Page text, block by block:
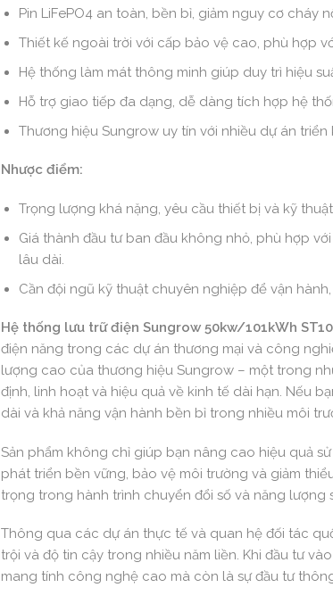
Pin LiFePO4 an toàn, bền bỉ, giảm nguy cơ cháy
Thiết kế ngoài trời với cấp bảo vệ cao, phù hợp
Hệ thống làm mát thông minh giúp duy trì hiệu
Hỗ trợ giao tiếp đa dạng, dễ dàng tích hợp hệ
Thương hiệu Sungrow uy tín với nhiều dự án
Nhược điểm:
Trọng lượng khá nặng, yêu cầu thiết bị và kỹ
Giá thành đầu tư ban đầu không nhỏ, phù hợp
lâu dài.
Cần đội ngũ kỹ thuật chuyên nghiệp để vận
Hệ thống lưu trữ điện Sungrow 50kw/101kWh
điện năng trong các dự án thương mại và công
lượng cao của thương hiệu Sungrow – một trong
định, linh hoạt và hiệu quả về kinh tế dài hạn. Nếu
dài và khả năng vận hành bền bỉ trong nhiều môi
Sản phẩm không chỉ giúp bạn nâng cao hiệu quả
phát triển bền vững, bảo vệ môi trường và giảm
trọng trong hành trình chuyển đổi số và năng
Thông qua các dự án thực tế và quan hệ đối tác
trội và độ tin cậy trong nhiều năm liền. Khi đầu tư
mang tính công nghệ cao mà còn là sự đầu tư